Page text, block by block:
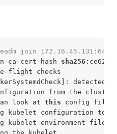
join
ca-cert-hash sha256
flight checks
detected
from the
look at this config file
kubelet configuration to
kubelet environment file